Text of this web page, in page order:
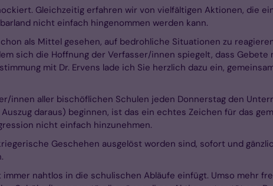
Gleichzeitig erfahren wir von vielfältigen Aktionen, die
nicht einfach hingenommen werden kann.
als Mittel gesehen, auf bedrohliche Situationen zu
sich die Hoffnung der Verfasser/innen spiegelt, dass Gebete
mit Dr. Ervens lade ich Sie herzlich dazu ein,
innen aller bischöflichen Schulen jeden Donnerstag den
daraus) beginnen, ist das ein echtes Zeichen für das
nicht einfach hinzunehmen.
Geschehen ausgelöst worden sind, sofort und
nahtlos in die schulischen Abläufe einfügt. Umso mehr